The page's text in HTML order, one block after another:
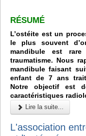
RÉSUMÉ
L’ostéite est un
le plus souvent
mandibule est
traumatisme. Nous
mandibule faisant
enfant de 7 ans
Notre objectif est
caractéristiques
Lire la suite...
L'association